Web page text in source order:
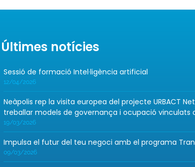
Últimes notícies
Sessió de formació Intel·ligència artificial
12/04/2026
Neàpolis rep la visita europea del projecte URBACT
treballar models de governança i ocupació vinculats
19/03/2026
Impulsa el futur del teu negoci amb el programa
09/03/2026